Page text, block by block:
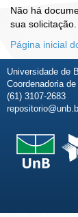
Não há
sua solicitação.
Página inicial
Universidade de
Coordenadoria
(61) 3107-2683